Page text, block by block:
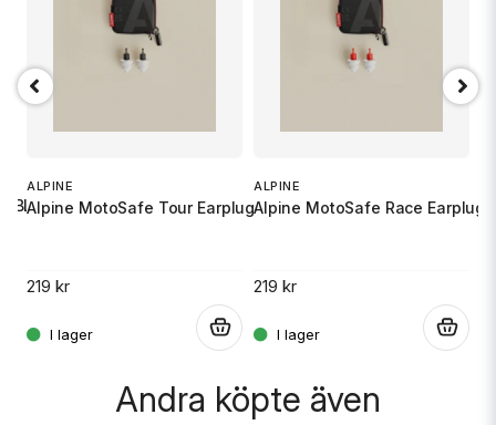
Mejladress
Skicka fråga
BLACK
ALPINE
Alpine MotoSafe Tour Earplugs
219 kr
ALPINE
Alpine MotoSafe Race Earplugs
219 kr
Andra köpte även